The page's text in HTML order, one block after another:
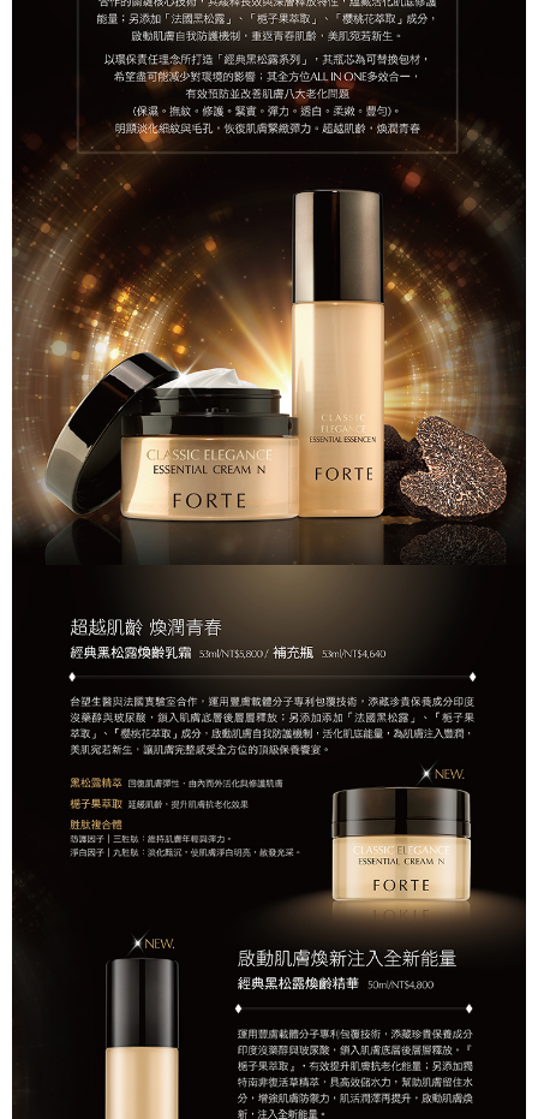
４．使用「AFTEE先享後付」時，將依據個別帳號之用戶狀況，依本公司即
時審查核予不同之上限額度；若仍有額度不足之情形，本公司將視審查結果
請求用戶進行身份認證。
５．嚴禁一人註冊多個帳號或使用他人資訊註冊。若發現惡意使用之情形，
恩沛科技股份有限公司將有權停止該用戶之使用額度並採取法律行動。
付款後7-11取貨
每筆NT$90，滿NT$1,000(含以上)免運費
每筆NT$90，滿NT$1,000(含以上)免運費
貨到付款
每筆NT$90，滿NT$1,000(含以上)免運費